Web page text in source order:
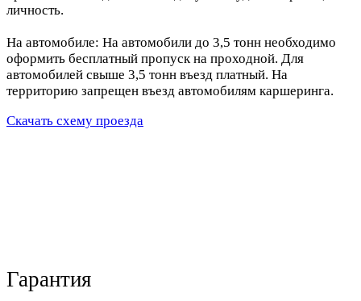
личность.
На автомобиле: На автомобили до 3,5 тонн необходимо
оформить бесплатный пропуск на проходной. Для
автомобилей свыше 3,5 тонн въезд платный. На
территорию запрещен въезд автомобилям каршеринга.
Скачать схему проезда
Гарантия